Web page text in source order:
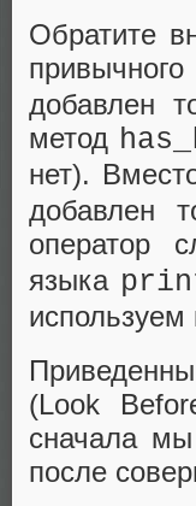
Обратите
добавлен
метод
нет).
добавлен
оператор
языка
используем
(Look
сначала
после